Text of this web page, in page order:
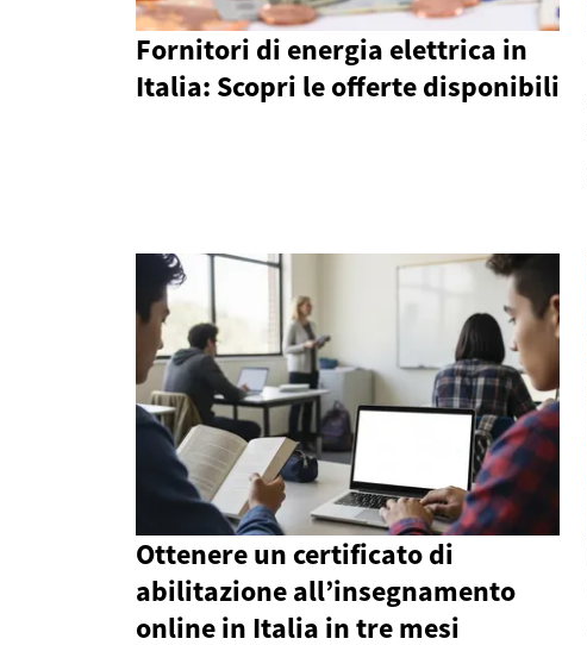
Fornitori di energia elettrica in
Italia: Scopri le offerte disponibili
Ottenere un certificato di
abilitazione all’insegnamento
online in Italia in tre mesi